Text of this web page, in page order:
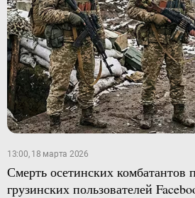
13:00, 18 марта 2026
Смерть осетинских комбатантов
грузинских пользователей